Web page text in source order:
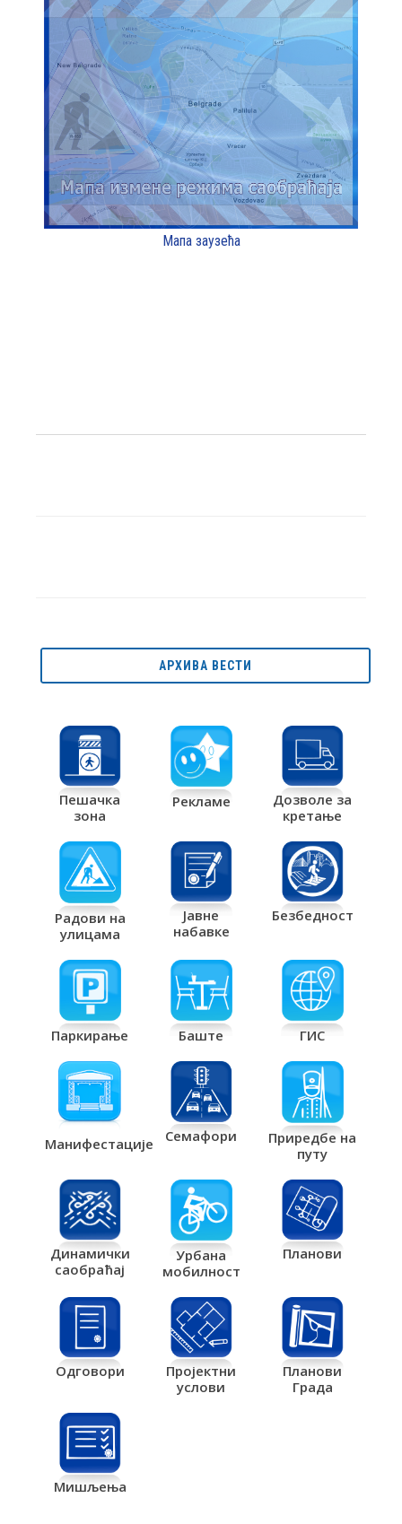
Мапа заузећа
АРХИВА ВЕСТИ
Пешачка
зона
Рекламе
Дозволе за
кретање
Радови на
улицама
Јавне
набавке
Безбедност
Паркирање Баште ГИС
Манифестације Семафори
Приредбе на
путу
Динамички
саобраћај
Урбана
мобилност
Планови
Одговори
Пројектни
услови
Планови
Града
Мишљења